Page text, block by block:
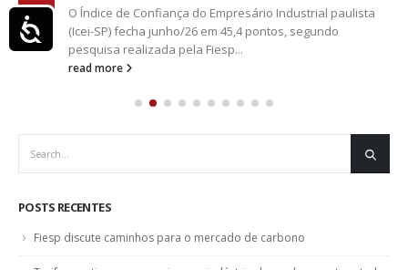
Acessibilidade
jun
O Índice de Confiança do Empresário Industrial paulista
(Icei-SP) fecha junho/26 em 45,4 pontos, segundo
pesquisa realizada pela Fiesp...
read more
POSTS RECENTES
Fiesp discute caminhos para o mercado de carbono